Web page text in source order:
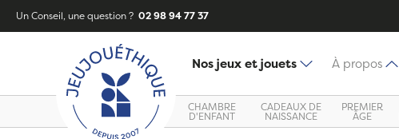
Un Conseil, une question ? 02 98 94 77 37
Nos jeux et jouets À propos
CHAMBRE
D'ENFANT
CADEAUX DE
NAISSANCE
PREMIER
ÂGE